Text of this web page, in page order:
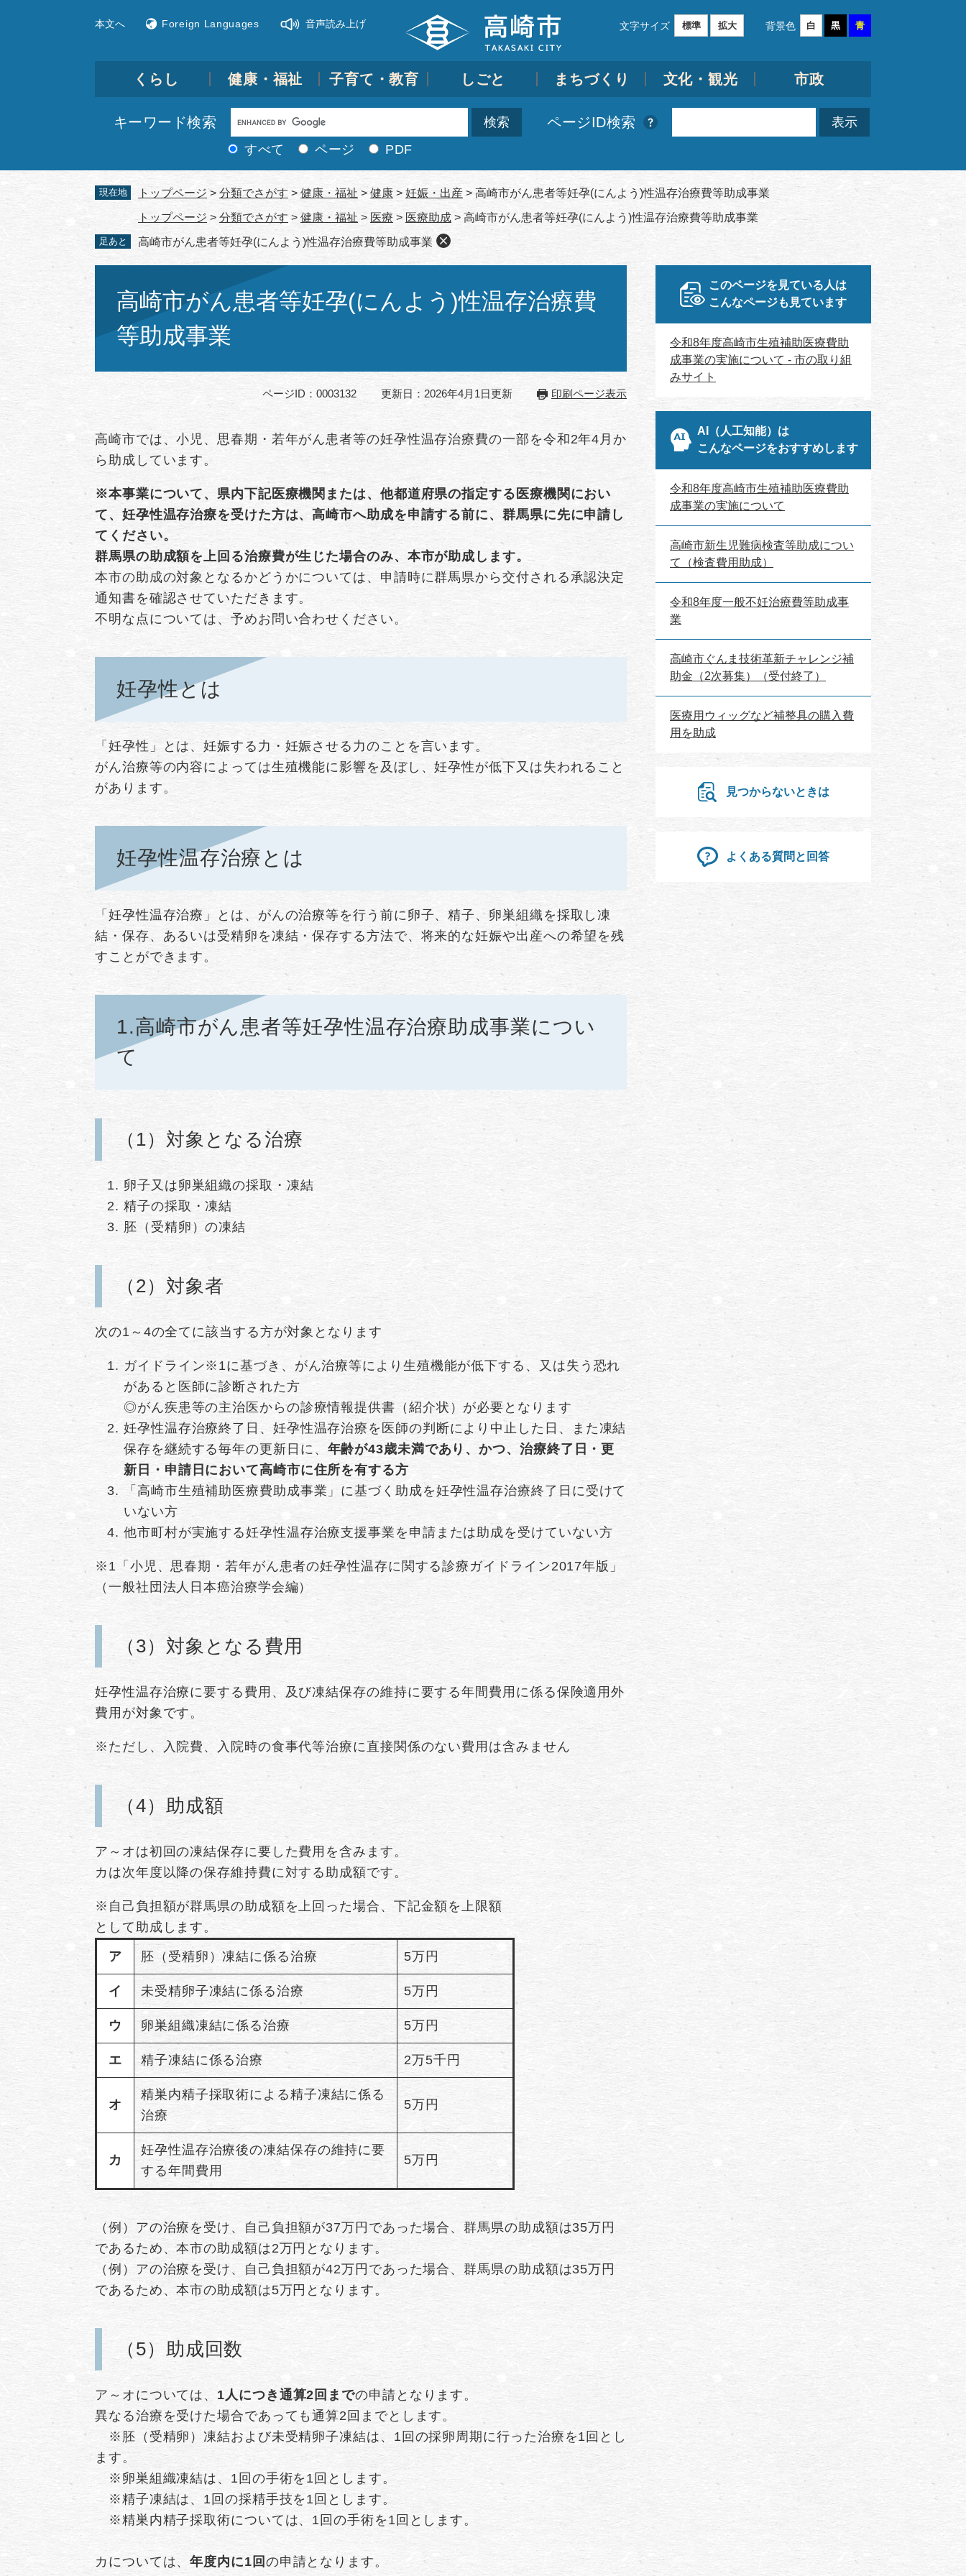
本文へ Foreign Languages 音声読み上げ 文字サイズ 標準 拡大 背景色 白 黒 青
くらし 健康・福祉 子育て・教育 しごと まちづくり 文化・観光 市政
キーワード検索
Google
カ
検
索
すべて ページ PDF
ページID検索
現在地 トップページ > 分類でさがす > 健康・福祉 > 健康 > 妊娠・出産 > 高崎市がん患者等妊孕(にんよう)性温存治療費等助成事業
トップページ > 分類でさがす > 健康・福祉 > 医療 > 医療助成 > 高崎市がん患者等妊孕(にんよう)性温存治療費等助成事業
足あと 高崎市がん患者等妊孕(にんよう)性温存治療費等助成事業
高崎市がん患者等妊孕(にんよう)性温存治療費
等助成事業
ページID：0003132 更新日：2026年4月1日更新 印刷ページ表示
高崎市では、小児、思春期・若年がん患者等の妊孕性温存治療費の一部を令和2年4月か
ら助成しています。
※本事業について、県内下記医療機関または、他都道府県の指定する医療機関におい
て、妊孕性温存治療を受けた方は、高崎市へ助成を申請する前に、群馬県に先に申請し
てください。
群馬県の助成額を上回る治療費が生じた場合のみ、本市が助成します。
本市の助成の対象となるかどうかについては、申請時に群馬県から交付される承認決定
通知書を確認させていただきます。
不明な点については、予めお問い合わせください。
妊孕性とは
「妊孕性」とは、妊娠する力・妊娠させる力のことを言います。
がん治療等の内容によっては生殖機能に影響を及ぼし、妊孕性が低下又は失われること
があります。
妊孕性温存治療とは
「妊孕性温存治療」とは、がんの治療等を行う前に卵子、精子、卵巣組織を採取し凍
結・保存、あるいは受精卵を凍結・保存する方法で、将来的な妊娠や出産への希望を残
すことができます。
1.高崎市がん患者等妊孕性温存治療助成事業につい
て
（1）対象となる治療
卵子又は卵巣組織の採取・凍結
精子の採取・凍結
胚（受精卵）の凍結
（2）対象者
次の1～4の全てに該当する方が対象となります
ガイドライン※1に基づき、がん治療等により生殖機能が低下する、又は失う恐れ
があると医師に診断された方
◎がん疾患等の主治医からの診療情報提供書（紹介状）が必要となります
妊孕性温存治療終了日、妊孕性温存治療を医師の判断により中止した日、また凍結
保存を継続する毎年の更新日に、 年齢が43歳未満であり、かつ、治療終了日・更
新日・申請日において高崎市に住所を有する方
「高崎市生殖補助医療費助成事業」に基づく助成を妊孕性温存治療終了日に受けて
いない方
他市町村が実施する妊孕性温存治療支援事業を申請または助成を受けていない方
※1「小児、思春期・若年がん患者の妊孕性温存に関する診療ガイドライン2017年版」
（一般社団法人日本癌治療学会編）
（3）対象となる費用
妊孕性温存治療に要する費用、及び凍結保存の維持に要する年間費用に係る保険適用外
費用が対象です。
※ただし、入院費、入院時の食事代等治療に直接関係のない費用は含みません
（4）助成額
ア～オは初回の凍結保存に要した費用を含みます。
カは次年度以降の保存維持費に対する助成額です。
※自己負担額が群馬県の助成額を上回った場合、下記金額を上限額
として助成します。
ア 胚（受精卵）凍結に係る治療 5万円
イ 未受精卵子凍結に係る治療 5万円
ウ 卵巣組織凍結に係る治療 5万円
エ 精子凍結に係る治療 2万5千円
オ
精巣内精子採取術による精子凍結に係る
治療
5万円
カ
妊孕性温存治療後の凍結保存の維持に要
する年間費用
5万円
（例）アの治療を受け、自己負担額が37万円であった場合、群馬県の助成額は35万円
であるため、本市の助成額は2万円となります。
（例）アの治療を受け、自己負担額が42万円であった場合、群馬県の助成額は35万円
であるため、本市の助成額は5万円となります。
（5）助成回数
ア～オについては、 1人につき通算2回までの申請となります。
異なる治療を受けた場合であっても通算2回までとします。
※胚（受精卵）凍結および未受精卵子凍結は、1回の採卵周期に行った治療を1回とし
ます。
※卵巣組織凍結は、1回の手術を1回とします。
※精子凍結は、1回の採精手技を1回とします。
※精巣内精子採取術については、1回の手術を1回とします。
カについては、年度内に1回 の申請となります。
このページを見ている人は
こんなページも見ています
令和8年度高崎市生殖補助医療費助
成事業の実施について - 市の取り組
みサイト
AI（人工知能）は
こんなページをおすすめします
令和8年度高崎市生殖補助医療費助
成事業の実施について
高崎市新生児難病検査等助成につい
て（検査費用助成）
令和8年度一般不妊治療費等助成事
業
高崎市ぐんま技術革新チャレンジ補
助金（2次募集）（受付終了）
医療用ウィッグなど補整具の購入費
用を助成
見つからないときは
よくある質問と回答